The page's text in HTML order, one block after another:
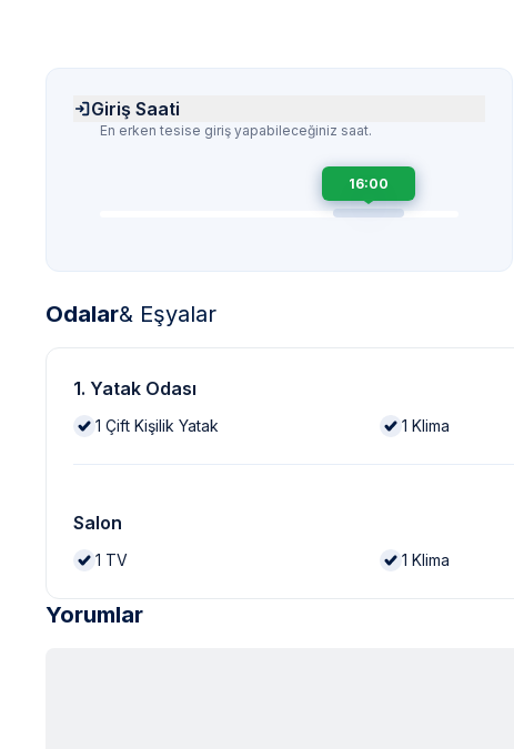
Giriş Saati
En erken tesise giriş yapabileceğiniz saat.
16:00
Odalar& Eşyalar
1. Yatak Odası
1 Çift Kişilik Yatak 1 Klima
Salon
1 TV 1 Klima
Yorumlar